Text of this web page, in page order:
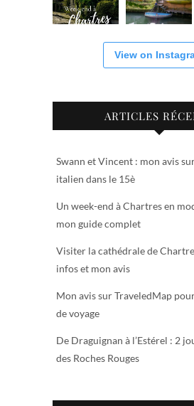
View on
ARTICLES
Swann et Vincent : mon avis
italien dans le 15è
Un week-end à Chartres en
mon guide complet
Visiter la cathédrale de
infos et mon avis
Mon avis sur TraveledMap
de voyage
De Draguignan à l’Estérel : 2
des Roches Rouges